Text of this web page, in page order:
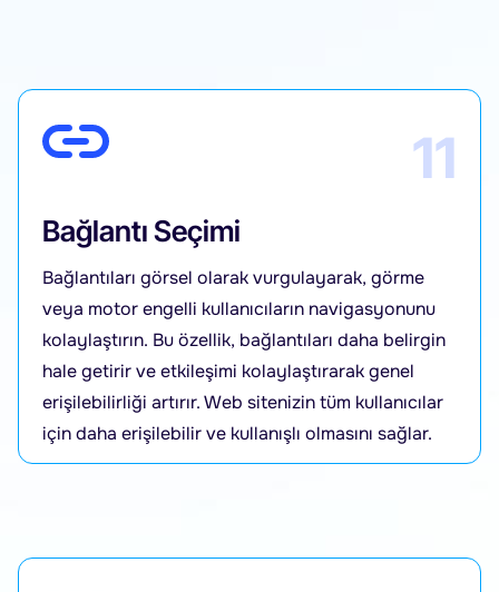
11
Bağlantı Seçimi
Bağlantıları görsel olarak vurgulayarak, görme
veya motor engelli kullanıcıların navigasyonunu
kolaylaştırın. Bu özellik, bağlantıları daha belirgin
hale getirir ve etkileşimi kolaylaştırarak genel
erişilebilirliği artırır. Web sitenizin tüm kullanıcılar
için daha erişilebilir ve kullanışlı olmasını sağlar.